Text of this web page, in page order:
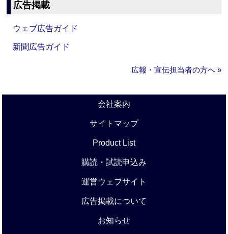
広告掲載
ウェブ広告ガイド
新聞広告ガイド
広報・宣伝担当者の方へ »
会社案内
サイトマップ
Product List
購読・試読申込み
運営ウェブサイト
広告掲載について
お知らせ